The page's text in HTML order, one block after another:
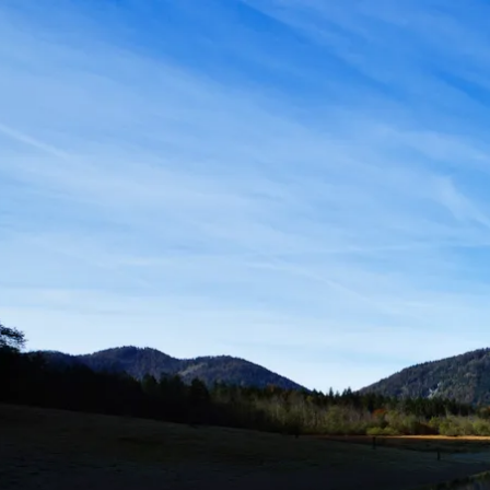
Wandern & Gipfelglück
Aktivitäten für die Familie
Winter
Leben &
&
Orte